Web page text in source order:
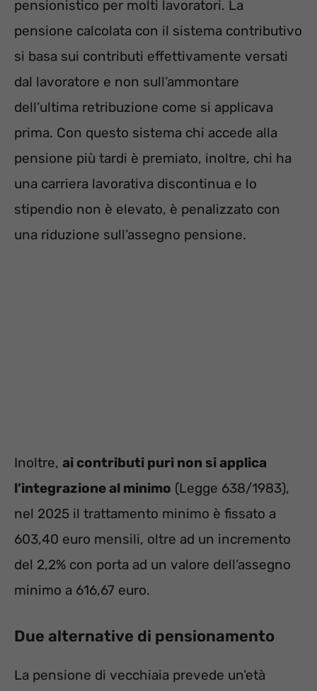
pensionistico per molti lavoratori. La
pensione calcolata con il sistema contributivo
si basa sui contributi effettivamente versati
dal lavoratore e non sull’ammontare
dell’ultima retribuzione come si applicava
prima. Con questo sistema chi accede alla
pensione più tardi è premiato, inoltre, chi ha
una carriera lavorativa discontinua e lo
stipendio non è elevato, è penalizzato con
una riduzione sull’assegno pensione.
Inoltre, ai contributi puri non si applica
l’integrazione al minimo (Legge 638/1983),
nel 2025 il trattamento minimo è fissato a
603,40 euro mensili, oltre ad un incremento
del 2,2% con porta ad un valore dell’assegno
minimo a 616,67 euro.
Due alternative di pensionamento
La pensione di vecchiaia prevede un’età